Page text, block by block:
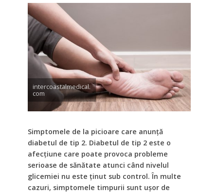
intercoastalmedical.
com
Simptomele de la picioare care anunță
diabetul de tip 2. Diabetul de tip 2 este o
afecțiune care poate provoca probleme
serioase de sănătate atunci când nivelul
glicemiei nu este ținut sub control. În multe
cazuri, simptomele timpurii sunt ușor de